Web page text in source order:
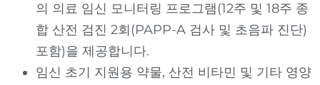
의 의료 임신 모니터링 프로그램(12주 및 18주 종
합 산전 검진 2회(PAPP-A 검사 및 초음파 진단)
포함)을 제공합니다.
임신 초기 지원용 약물, 산전 비타민 및 기타 영양